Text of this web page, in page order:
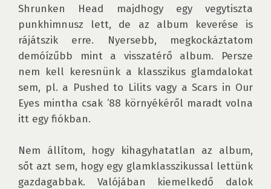
Shrunken Head majdhogy egy vegytiszta
punkhimnusz lett, de az album keverése is
rájátszik erre. Nyersebb, megkockáztatom
demóízűbb mint a visszatérő album. Persze
nem kell keresnünk a klasszikus glamdalokat
sem, pl. a Pushed to Lilits vagy a Scars in Our
Eyes mintha csak ’88 környékéről maradt volna
itt egy fiókban.
Nem állítom, hogy kihagyhatatlan az album,
sőt azt sem, hogy egy glamklasszikussal lettünk
gazdagabbak. Valójában kiemelkedő dalok